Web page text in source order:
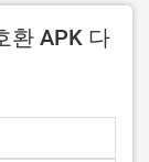
환 APK 다